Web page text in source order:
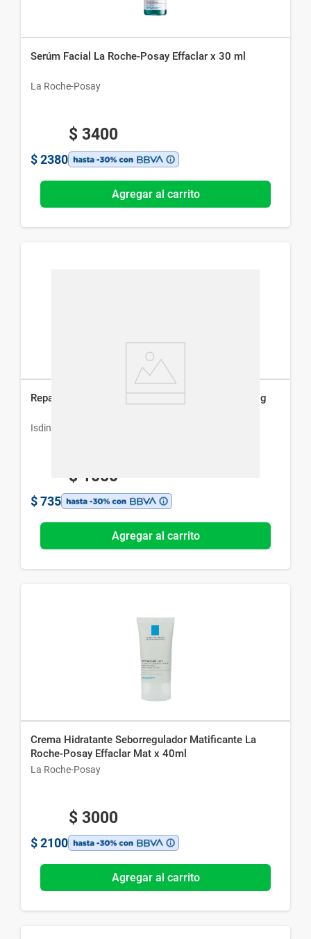
Serúm Facial La Roche-Posay Effaclar x 30 ml
La Roche-Posay
$ 3400
$ 2380
Agregar al carrito
Reparador Labial Isdin con Ácido Hialurónico x 4 g
Isdin
$ 1050
$ 735
Agregar al carrito
Crema Hidratante Seborregulador Matificante La
Roche-Posay Effaclar Mat x 40ml
La Roche-Posay
$ 3000
$ 2100
Agregar al carrito